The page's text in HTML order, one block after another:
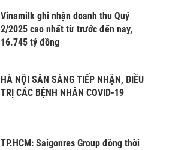
Vinamilk ghi nhận doanh thu Quý
2/2025 cao nhất từ trước đến nay,
16.745 tỷ đồng
HÀ NỘI SẴN SÀNG TIẾP NHẬN, ĐIỀU
TRỊ CÁC BỆNH NHÂN COVID-19
TP.HCM: Saigonres Group đồng thời